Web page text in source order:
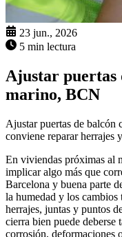
23 jun., 2026
5 min lectura
Ajustar puertas
marino, BCN
Ajustar puertas de balcón
conviene reparar herrajes
En viviendas próximas al
implicar algo más que
Barcelona y buena parte
la humedad y los cambios
herrajes, juntas y puntos
cierra bien puede deberse
corrosión, deformaciones